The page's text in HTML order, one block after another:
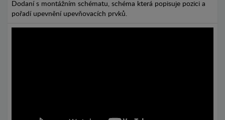
Dodaní s montážním schématu, schéma která popisuje pozici a
pořadí upevnění upevňovacích prvků.